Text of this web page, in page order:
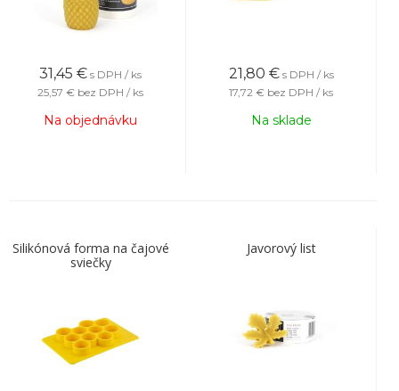
31,45 € s DPH / ks
25,57 € bez DPH / ks
Na objednávku
21,80 € s DPH / ks
17,72 € bez DPH / ks
Na sklade
Silikónová forma na čajové
sviečky
Javorový list